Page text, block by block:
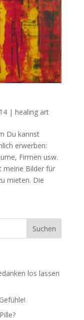
| healing art
Du kannst
erwerben:
Firmen usw.
meine Bilder für
mieten. Die
los lassen